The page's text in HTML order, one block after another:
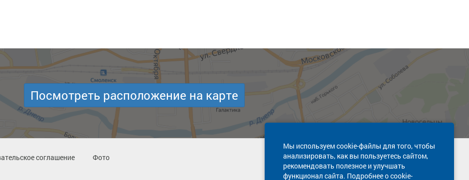
Мы используем cookie-файлы для того, чтобы
анализировать, как вы пользуетесь сайтом,
рекомендовать полезное и улучшать
функционал сайта. Подробнее о cookie-
Посмотреть расположение на карте
соглашение
Фото
Техническая поддержка сайта
8 800 600-03-38